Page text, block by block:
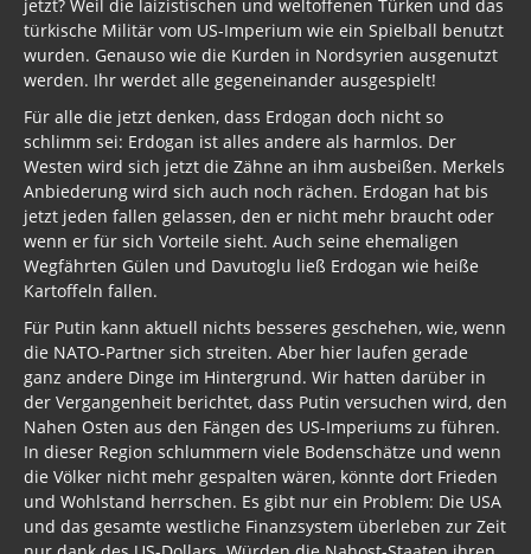
jetzt? Weil die laizistischen und weltoffenen Türken und das
türkische Militär vom US-Imperium wie ein Spielball benutzt
wurden. Genauso wie die Kurden in Nordsyrien ausgenutzt
werden. Ihr werdet alle gegeneinander ausgespielt!
Für alle die jetzt denken, dass Erdogan doch nicht so
schlimm sei: Erdogan ist alles andere als harmlos. Der
Westen wird sich jetzt die Zähne an ihm ausbeißen. Merkels
Anbiederung wird sich auch noch rächen. Erdogan hat bis
jetzt jeden fallen gelassen, den er nicht mehr braucht oder
wenn er für sich Vorteile sieht. Auch seine ehemaligen
Wegfährten Gülen und Davutoglu ließ Erdogan wie heiße
Kartoffeln fallen.
Für Putin kann aktuell nichts besseres geschehen, wie, wenn
die NATO-Partner sich streiten. Aber hier laufen gerade
ganz andere Dinge im Hintergrund. Wir hatten darüber in
der Vergangenheit berichtet, dass Putin versuchen wird, den
Nahen Osten aus den Fängen des US-Imperiums zu führen.
In dieser Region schlummern viele Bodenschätze und wenn
die Völker nicht mehr gespalten wären, könnte dort Frieden
und Wohlstand herrschen. Es gibt nur ein Problem: Die USA
und das gesamte westliche Finanzsystem überleben zur Zeit